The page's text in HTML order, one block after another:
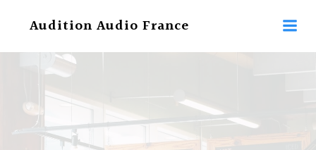
au
Audition Audio France